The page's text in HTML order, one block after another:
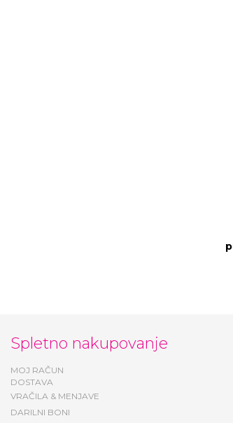
Spletno nakupovanje
MOJ RAČUN
DOSTAVA
VRAČILA & MENJAVE
DARILNI BONI